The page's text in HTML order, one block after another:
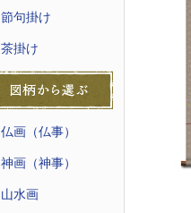
節句掛け
茶掛け
仏画（仏事）
神画（神事）
山水画